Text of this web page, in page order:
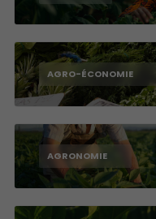
AGRO-ÉCONOMIE
AGRONOMIE